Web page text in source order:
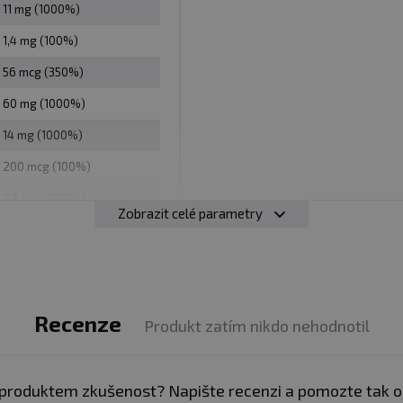
nevhodným skladováním a použitím.
11 mg (1000%)
1,4 mg (100%)
56 mcg (350%)
60 mg (1000%)
14 mg (1000%)
200 mcg (100%)
Zobrazit celé parametry
Recenze Produkt zatím nikdo nehodnotil
zkušenost? Napište recenzi a pomozte tak